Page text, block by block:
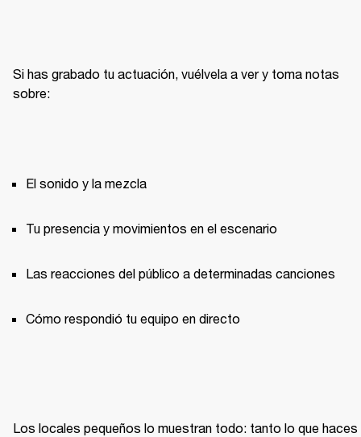
Si has grabado tu actuación, vuélvela a ver y toma notas
sobre:
El sonido y la mezcla
Tu presencia y movimientos en el escenario
Las reacciones del público a determinadas canciones
Cómo respondió tu equipo en directo
Los locales pequeños lo muestran todo: tanto lo que haces